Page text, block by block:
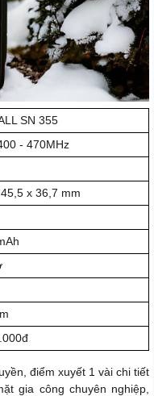
SN 355
- 470MHz
x 36,7 mm
điểm xuyết 1 vài chi tiết
gia công chuyên nghiệp,